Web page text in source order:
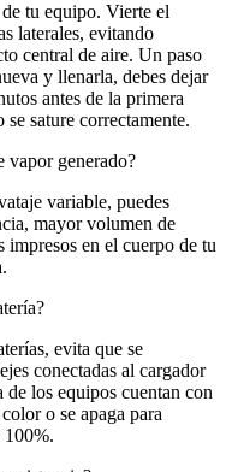
tu equipo. Vierte el
laterales, evitando
central de aire. Un paso
y llenarla, debes dejar
antes de la primera
sature correctamente.
vapor generado?
variable, puedes
mayor volumen de
impresos en el cuerpo de tu
evita que se
conectadas al cargador
los equipos cuentan con
o se apaga para
100%.